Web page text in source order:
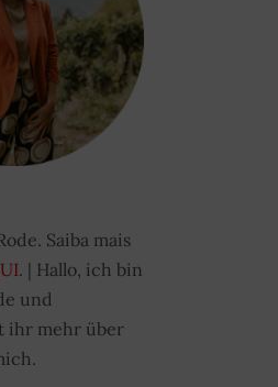
Saiba mais
. | Hallo, ich bin
und
ihr mehr über